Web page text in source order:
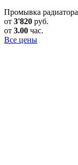
Промывка
от 3'820 руб.
от 3.00 час.
Все цены